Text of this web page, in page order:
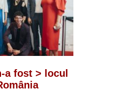
a fost > locul